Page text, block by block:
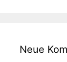
Neue